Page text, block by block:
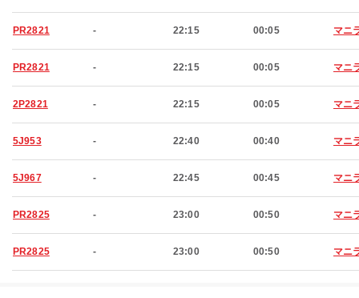
PR2821 - 22:15 00:05 マニ
PR2821 - 22:15 00:05 マニ
2P2821 - 22:15 00:05 マニ
5J953 - 22:40 00:40 マニ
5J967 - 22:45 00:45 マニ
PR2825 - 23:00 00:50 マニ
PR2825 - 23:00 00:50 マニ